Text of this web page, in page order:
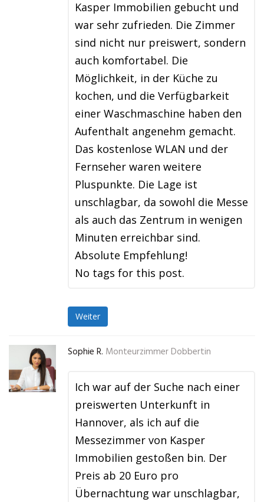
Kasper Immobilien gebucht und
war sehr zufrieden. Die Zimmer
sind nicht nur preiswert, sondern
auch komfortabel. Die
Möglichkeit, in der Küche zu
kochen, und die Verfügbarkeit
einer Waschmaschine haben den
Aufenthalt angenehm gemacht.
Das kostenlose WLAN und der
Fernseher waren weitere
Pluspunkte. Die Lage ist
unschlagbar, da sowohl die Messe
als auch das Zentrum in wenigen
Minuten erreichbar sind.
Absolute Empfehlung!
No tags for this post.
Weiter
Sophie R. Monteurzimmer Dobbertin
Ich war auf der Suche nach einer
preiswerten Unterkunft in
Hannover, als ich auf die
Messezimmer von Kasper
Immobilien gestoßen bin. Der
Preis ab 20 Euro pro
Übernachtung war unschlagbar,